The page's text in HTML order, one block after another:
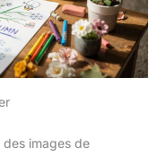
des images de